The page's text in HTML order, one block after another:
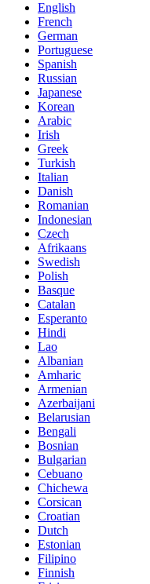
English
French
German
Portuguese
Spanish
Russian
Japanese
Korean
Arabic
Irish
Greek
Turkish
Italian
Danish
Romanian
Indonesian
Czech
Afrikaans
Swedish
Polish
Basque
Catalan
Esperanto
Hindi
Lao
Albanian
Amharic
Armenian
Azerbaijani
Belarusian
Bengali
Bosnian
Bulgarian
Cebuano
Chichewa
Corsican
Croatian
Dutch
Estonian
Filipino
Finnish